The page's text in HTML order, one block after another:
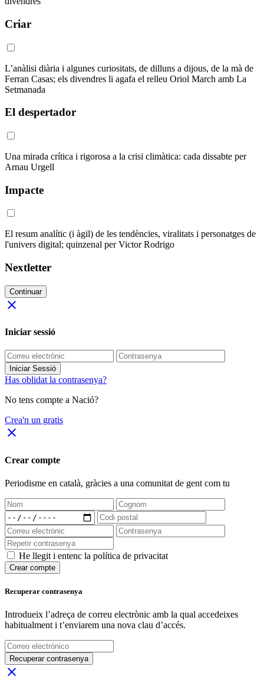
Criar
L’anàlisi diària i algunes curiositats, de dilluns a dijous, de la mà de
Ferran Casas; els divendres li agafa el relleu Oriol March amb La
Setmanada
El despertador
Una mirada crítica i rigorosa a la crisi climàtica: cada dissabte per
Arnau Urgell
Impacte
El resum analític (i àgil) de les tendències, viralitats i personatges de
l'univers digital; quinzenal per Victor Rodrigo
Nextletter
Continuar
close
Iniciar sessió
Iniciar Sessió
Has oblidat la contrasenya?
No tens compte a Nació?
Crea'n un gratis
close
Crear compte
Periodisme en català, gràcies a una comunitat de gent com tu
He llegit i entenc la política de privacitat
Crear compte
Recuperar contrasenya
Introdueix l’adreça de correu electrònic amb la qual accedeixes
habitualment i t’enviarem una nova clau d’accés.
Recuperar contrasenya
close